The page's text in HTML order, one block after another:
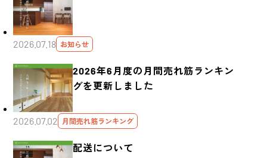
2026.07.18 お知らせ
2026年6月度の月間売れ筋ランキン
グを更新しました
2026.07.02 月間売れ筋ランキング
配送について